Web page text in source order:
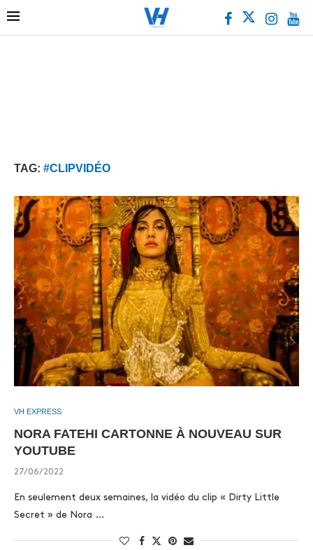
TAG: #CLIPVIDÉO
VH EXPRESS
NORA FATEHI CARTONNE À NOUVEAU SUR
YOUTUBE
27/06/2022
En seulement deux semaines, la vidéo du clip « Dirty Little
Secret » de Nora …